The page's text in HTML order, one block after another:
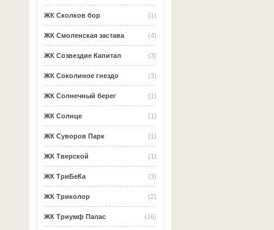
(1)
ЖК Сколков бор
(4)
ЖК Смоленская застава
(3)
ЖК Созвездие Капитал
(3)
ЖК Соколиное гнездо
(1)
ЖК Солнечный берег
(1)
ЖК Солнце
(1)
ЖК Суворов Парк
(1)
ЖК Тверской
(3)
ЖК ТриБеКа
(2)
ЖК Триколор
(16)
ЖК Триумф Палас